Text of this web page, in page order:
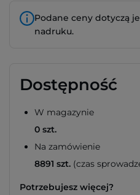
Podane ceny dotyczą
nadruku.
Dostępność
W magazynie
0 szt.
Na zamówienie
8891 szt. (czas
Potrzebujesz więcej?